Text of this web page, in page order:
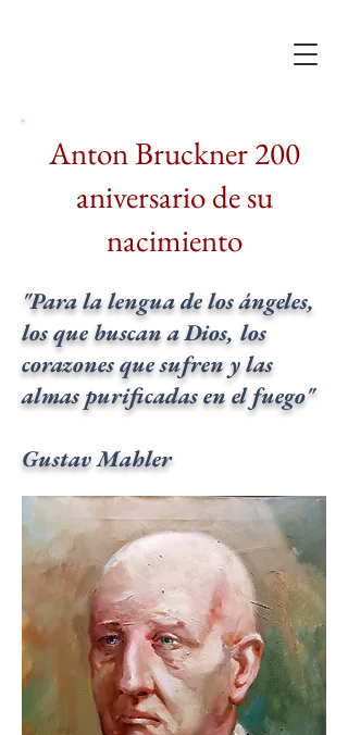
Anton Bruckner 200
aniversario de su
nacimiento
"Para la lengua de los ángeles,
los que buscan a Dios, los
corazones que sufren y las
almas purificadas en el fuego"
Gustav Mahler